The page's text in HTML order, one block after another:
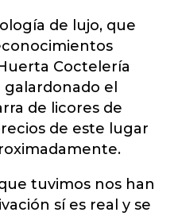
de lujo, que
Coctelería
el
de licores de
de este lugar
tuvimos nos han
sí es real y se